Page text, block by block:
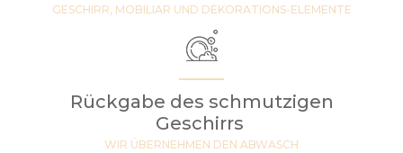
GESCHIRR, MOBILIAR UND DEKORATIONS-ELEMENTE
Rückgabe des schmutzigen
Geschirrs
WIR ÜBERNEHMEN DEN ABWASCH